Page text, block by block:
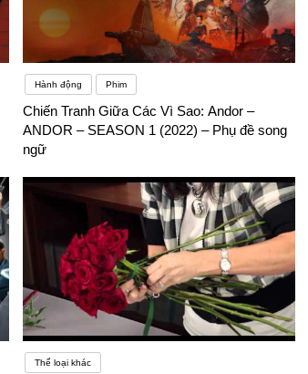
Hành động Phim
Chiến Tranh Giữa Các Vì Sao: Andor –
ANDOR – SEASON 1 (2022) – Phụ đề song
ngữ
Thể loại khác